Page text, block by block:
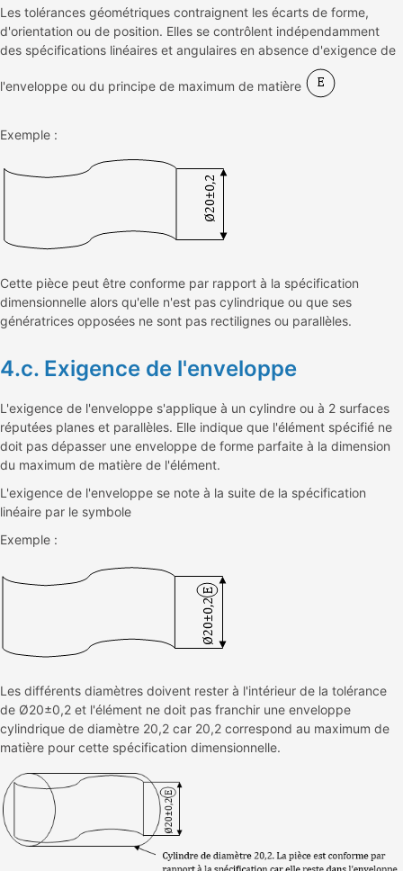
Les tolérances géométriques contraignent les écarts de forme,
d'orientation ou de position. Elles se contrôlent indépendamment
des spécifications linéaires et angulaires en absence d'exigence de
l'enveloppe ou du principe de maximum de matière
Exemple :
Cette pièce peut être conforme par rapport à la spécification
dimensionnelle alors qu'elle n'est pas cylindrique ou que ses
génératrices opposées ne sont pas rectilignes ou parallèles.
4.c. Exigence de l'enveloppe
L'exigence de l'enveloppe s'applique à un cylindre ou à 2 surfaces
réputées planes et parallèles. Elle indique que l'élément spécifié ne
doit pas dépasser une enveloppe de forme parfaite à la dimension
du maximum de matière de l'élément.
L'exigence de l'enveloppe se note à la suite de la spécification
linéaire par le symbole
Exemple :
Les différents diamètres doivent rester à l'intérieur de la tolérance
de Ø20±0,2 et l'élément ne doit pas franchir une enveloppe
cylindrique de diamètre 20,2 car 20,2 correspond au maximum de
matière pour cette spécification dimensionnelle.